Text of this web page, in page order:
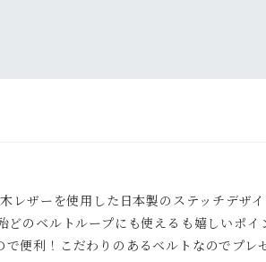
ザーを使用した日本製のステッチデザ
のベルトループにも使えるも嬉しいポ
便利！こだわりのあるベルトなのでプレ